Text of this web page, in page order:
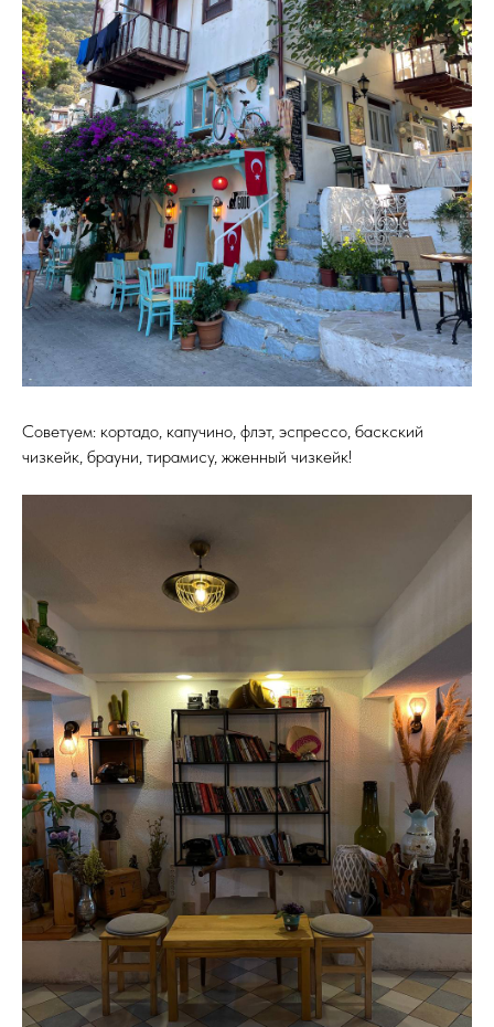
Советуем: кортадо, капучино, флэт, эспрессо, баскский
чизкейк, брауни, тирамису, жженный чизкейк!